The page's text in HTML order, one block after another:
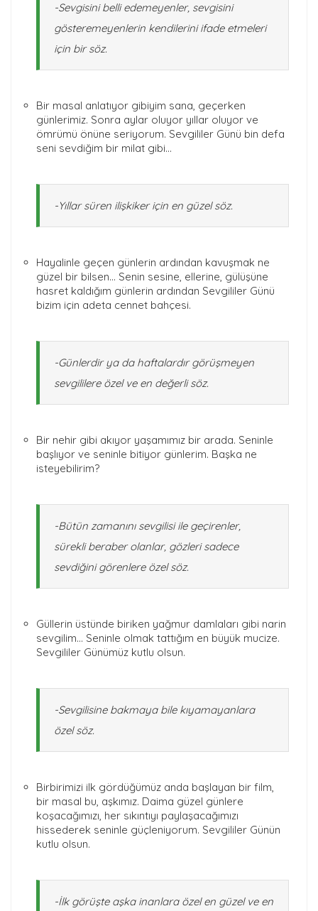
-Sevgisini belli edemeyenler, sevgisini
gösteremeyenlerin kendilerini ifade etmeleri
için bir söz.
Bir masal anlatıyor gibiyim sana, geçerken
günlerimiz. Sonra aylar oluyor yıllar oluyor ve
ömrümü önüne seriyorum. Sevgililer Günü bin defa
seni sevdiğim bir milat gibi…
-Yıllar süren ilişkiker için en güzel söz.
Hayalinle geçen günlerin ardından kavuşmak ne
güzel bir bilsen… Senin sesine, ellerine, gülüşüne
hasret kaldığım günlerin ardından Sevgililer Günü
bizim için adeta cennet bahçesi.
-Günlerdir ya da haftalardır görüşmeyen
sevgililere özel ve en değerli söz.
Bir nehir gibi akıyor yaşamımız bir arada. Seninle
başlıyor ve seninle bitiyor günlerim. Başka ne
isteyebilirim?
-Bütün zamanını sevgilisi ile geçirenler,
sürekli beraber olanlar, gözleri sadece
sevdiğini görenlere özel söz.
Güllerin üstünde biriken yağmur damlaları gibi narin
sevgilim… Seninle olmak tattığım en büyük mucize.
Sevgililer Günümüz kutlu olsun.
-Sevgilisine bakmaya bile kıyamayanlara
özel söz.
Birbirimizi ilk gördüğümüz anda başlayan bir film,
bir masal bu, aşkımız. Daima güzel günlere
koşacağımızı, her sıkıntıyı paylaşacağımızı
hissederek seninle güçleniyorum. Sevgililer Günün
kutlu olsun.
-İlk görüşte aşka inanlara özel en güzel ve en